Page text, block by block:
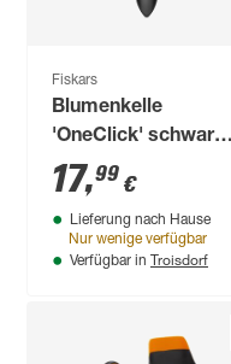
Fiskars
Blumenkelle
'OneClick' schwarz,
wechselbarer Griff
17,99 €
Lieferung nach Hause
Nur wenige verfügbar
Verfügbar in Troisdorf